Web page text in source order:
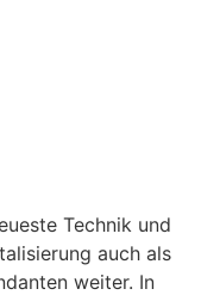
Technik und
auch als
weiter. In